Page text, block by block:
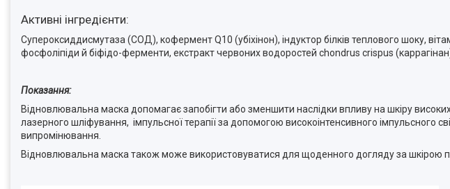
Активні інгредієнти:
Супероксиддисмутаза (СОД), кофермент Q10 (убіхінон), індуктор білків теплового шоку,
фосфоліпіди й біфідо-ферменти, екстракт червоних водоростей chondrus crispus
Показання:
Відновлювальна маска допомагає запобігти або зменшити наслідки впливу на шкіру
лазерного шліфування, імпульсної терапії за допомогою високоінтенсивного імпульсного
випромінювання.
Відновлювальна маска також може використовуватися для щоденного догляду за шкірою